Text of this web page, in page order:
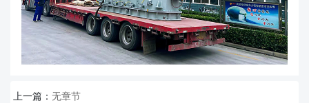
上一篇： 无章节